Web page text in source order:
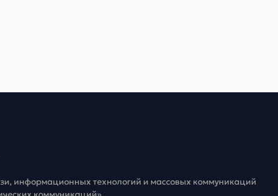
информационных технологий и массовых коммуникаций